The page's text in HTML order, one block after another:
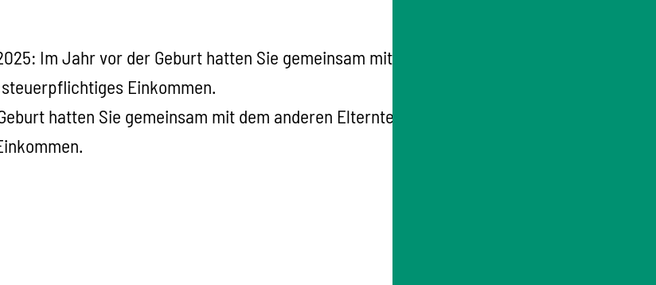
Im Jahr vor der Geburt hatten Sie gemeinsam mit dem anderen Elternteil oder als
Einkommen.
hatten Sie gemeinsam mit dem anderen Elternteil oder als alleinerziehender